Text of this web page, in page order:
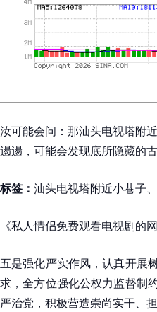
汝可能会问：那汕头电视塔附
逿逿，可能会发现底所隐藏的
标签： 汕头电视塔附近小巷子
《私人情侣免费观看电视剧的网
五是强化严实作风，认真开展
求，全方位强化公权力监督制
严治党，积极营造崇尚实干、